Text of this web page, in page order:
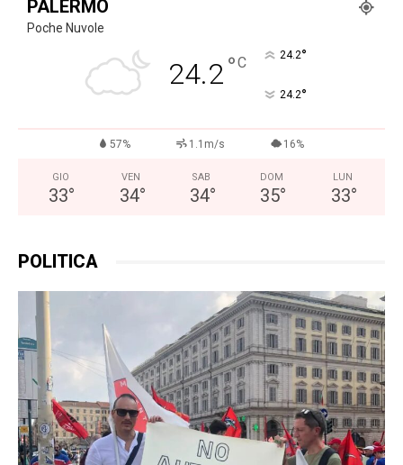
PALERMO
Poche Nuvole
24.2°C 24.2°
24.2°
57% 1.1m/s 16%
GIO
33°
VEN
34°
SAB
34°
DOM
35°
LUN
33°
POLITICA